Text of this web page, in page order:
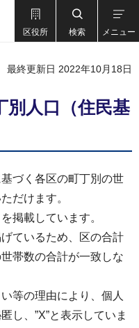
区役所 検索 メニュー
最終更新日 2022年10月18日
人口（住民基
づく各区の町丁別の世
だけます。
掲載しています。
ているため、区の合計
帯数の合計が一致しな
等の理由により、個人
し、”X”と表示していま